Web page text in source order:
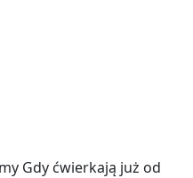
Gdy ćwierkają już od